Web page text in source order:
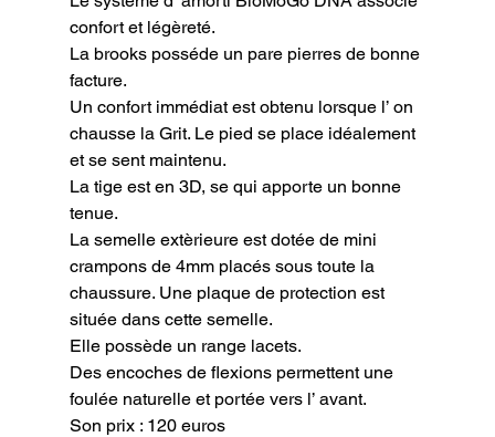
confort et légèreté.
La brooks posséde un pare pierres de bonne
facture.
Un confort immédiat est obtenu lorsque l’ on
chausse la Grit. Le pied se place idéalement
et se sent maintenu.
La tige est en 3D, se qui apporte un bonne
tenue.
La semelle extèrieure est dotée de mini
crampons de 4mm placés sous toute la
chaussure. Une plaque de protection est
située dans cette semelle.
Elle possède un range lacets.
Des encoches de flexions permettent une
foulée naturelle et portée vers l’ avant.
Son prix : 120 euros